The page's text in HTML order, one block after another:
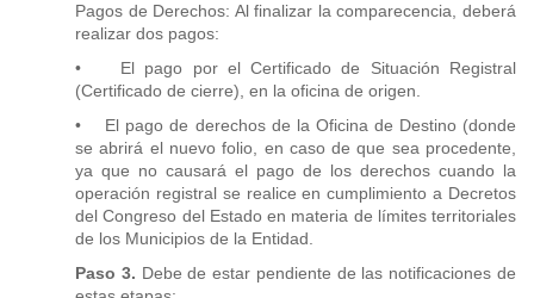
Pagos de Derechos: Al finalizar la comparecencia, deberá
realizar dos pagos:
• El pago por el Certificado de Situación Registral
(Certificado de cierre), en la oficina de origen.
• El pago de derechos de la Oficina de Destino (donde
se abrirá el nuevo folio, en caso de que sea procedente,
ya que no causará el pago de los derechos cuando la
operación registral se realice en cumplimiento a Decretos
del Congreso del Estado en materia de límites territoriales
de los Municipios de la Entidad.
Paso 3. Debe de estar pendiente de las notificaciones de